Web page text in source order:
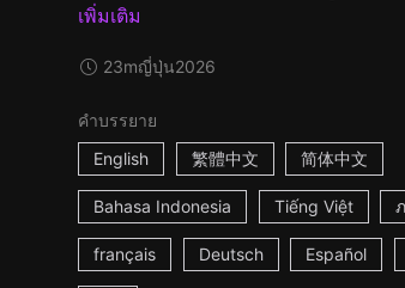
เพิ่มเติม
23mญี่ปุ่น2026
คำบรรยาย
English
繁體中文 简体中文
Bahasa Indonesia Tiếng Việt
français Deutsch Español